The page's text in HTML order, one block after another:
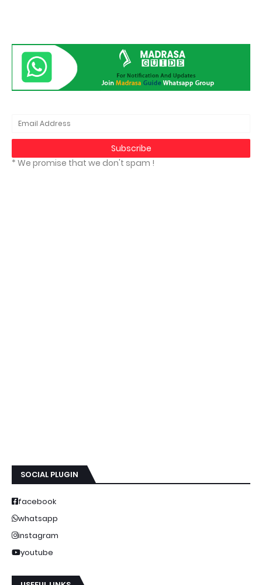
* We promise that we don't spam !
SOCIAL PLUGIN
facebook
whatsapp
instagram
youtube